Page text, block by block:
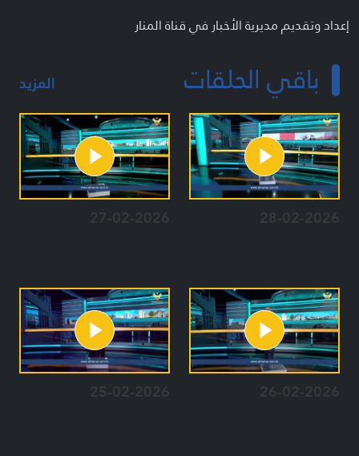
إعداد وتقديم مديرية الأخبار في قناة المنار
باقي الحلقات المزيد
28-02-2026
27-02-2026
26-02-2026
25-02-2026